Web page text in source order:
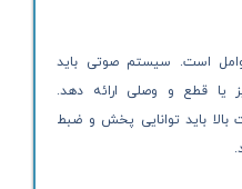
است. سیستم صوتی باید
یا قطع و وصلی ارائه دهد.
بالا باید توانایی پخش و ضبط